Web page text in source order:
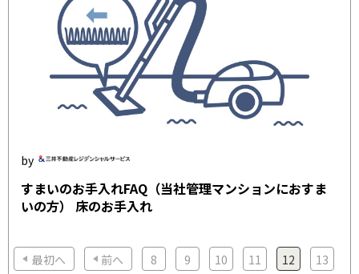
すまいのお手入れFAQ（当社管理マンションにおすま
いの方） 床のお手入れ
最初へ 前へ 8 9 10 11 12
13